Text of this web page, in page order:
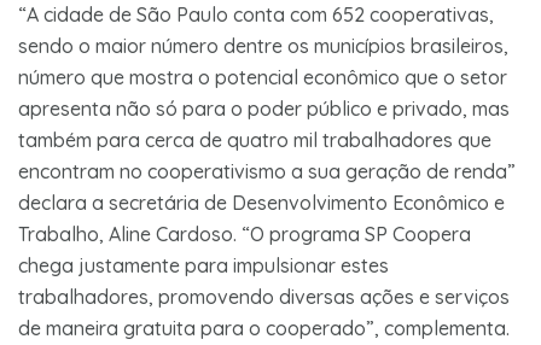
“A cidade de São Paulo conta com 652 cooperativas,
sendo o maior número dentre os municípios brasileiros,
número que mostra o potencial econômico que o setor
apresenta não só para o poder público e privado, mas
também para cerca de quatro mil trabalhadores que
encontram no cooperativismo a sua geração de renda”
declara a secretária de Desenvolvimento Econômico e
Trabalho, Aline Cardoso. “O programa SP Coopera
chega justamente para impulsionar estes
trabalhadores, promovendo diversas ações e serviços
de maneira gratuita para o cooperado”, complementa.